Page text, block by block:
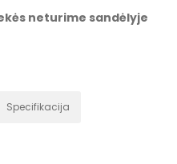
neturime sandėlyje
Specifikacija